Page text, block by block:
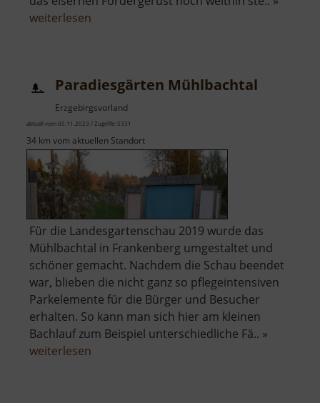
weiterlesen
Paradiesgärten Mühlbachtal
Erzgebirgsvorland
aktuell vom 05.11.2023 / Zugriffe: 5331
34 km vom aktuellen Standort
Für die Landesgartenschau 2019 wurde das
Mühlbachtal in Frankenberg umgestaltet und
schöner gemacht. Nachdem die Schau beendet
war, blieben die nicht ganz so pflegeintensiven
Parkelemente für die Bürger und Besucher
erhalten. So kann man sich hier am kleinen
Bachlauf zum Beispiel unterschiedliche Fä.. »
weiterlesen